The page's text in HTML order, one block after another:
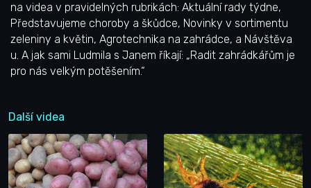
na videa v pravidelných rubrikách: Aktuální rady týdne,
Představujeme choroby a škůdce, Novinky v sortimentu
zeleniny a květin, Agrotechnika na zahrádce, a Návštěva
u. A jak sami Ludmila s Janem říkají: „Radit zahrádkářům je
pro nás velkým potěšením.“
Další videa